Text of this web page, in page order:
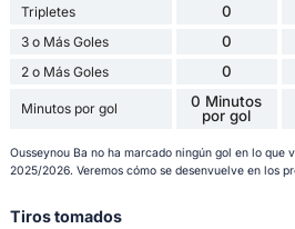
Tripletes 0
3 o Más Goles 0
2 o Más Goles 0
Minutos por gol
0 Minutos
por gol
Ousseynou Ba no ha marcado ningún gol en lo que
2025/2026. Veremos cómo se desenvuelve en los
Tiros tomados